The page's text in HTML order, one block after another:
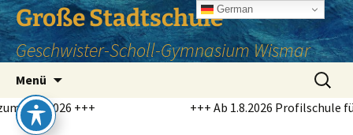
Zum
Inhalt
springen
Große Stadtschule
Geschwister-Scholl-Gymnasium Wismar
Menü
Suchen
nach:
+++ Ab 1.8.2026 Profilschule für
German